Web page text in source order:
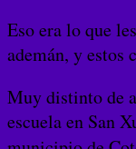
Eso era lo que
ademán, y estos
Muy distinto de
escuela en San